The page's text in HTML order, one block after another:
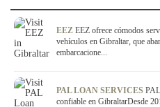
EEZ EEZ ofrece cómodos
vehículos en Gibraltar, que
embarcacione...
PAL LOAN SERVICES
confiable en GibraltarDesde